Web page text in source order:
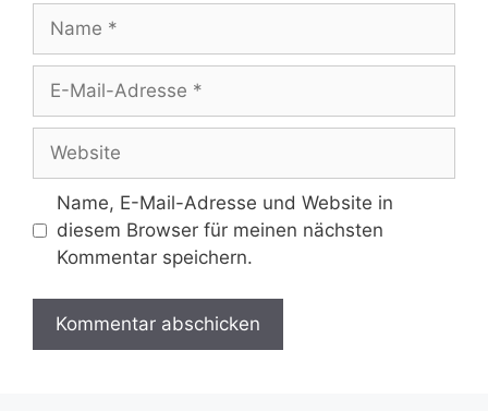
Mail-
Adresse
Name, E-Mail-Adresse und Website in
diesem Browser für meinen nächsten
Kommentar speichern.